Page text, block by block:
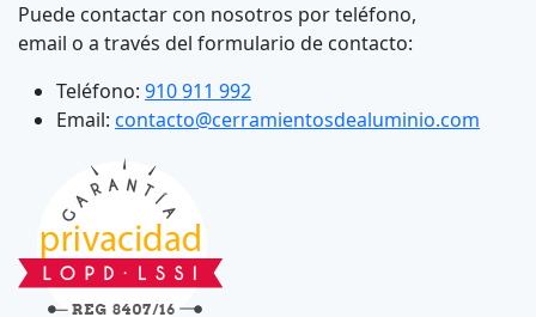
Puede contactar con nosotros por teléfono,
email o a través del formulario de contacto:
Teléfono: 910 911 992
Email: contacto@cerramientosdealuminio.com